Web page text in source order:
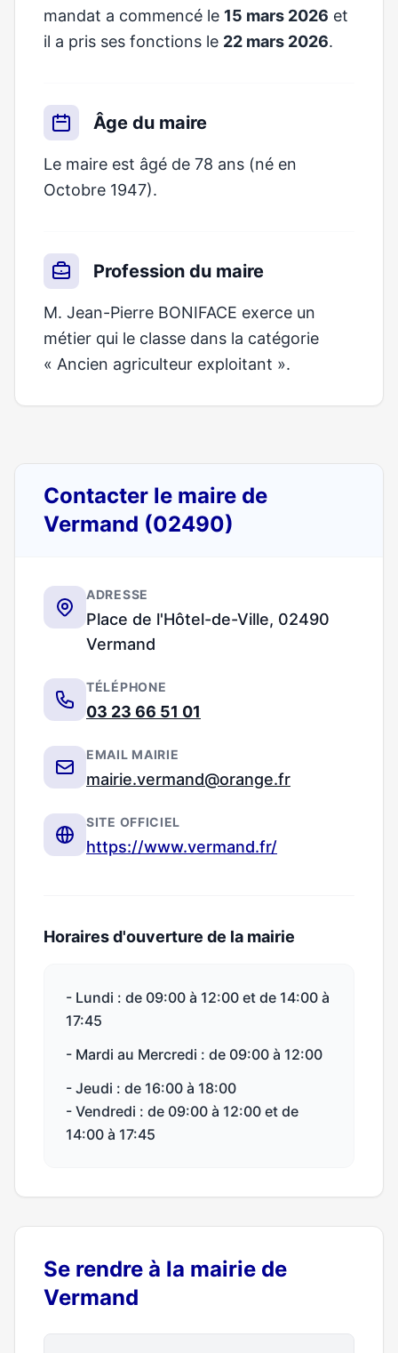
mandat a commencé le 15 mars 2026 et
il a pris ses fonctions le 22 mars 2026.
Âge du maire
Le maire est âgé de 78 ans (né en
Octobre 1947).
Profession du maire
M. Jean-Pierre BONIFACE exerce un
métier qui le classe dans la catégorie
« Ancien agriculteur exploitant ».
Contacter le maire de
Vermand (02490)
ADRESSE
Place de l'Hôtel-de-Ville, 02490
Vermand
TÉLÉPHONE
03 23 66 51 01
EMAIL MAIRIE
mairie.vermand@orange.fr
SITE OFFICIEL
https://www.vermand.fr/
Horaires d'ouverture de la mairie
- Lundi : de 09:00 à 12:00 et de 14:00 à
17:45
- Mardi au Mercredi : de 09:00 à 12:00
- Jeudi : de 16:00 à 18:00
- Vendredi : de 09:00 à 12:00 et de
14:00 à 17:45
Se rendre à la mairie de
Vermand